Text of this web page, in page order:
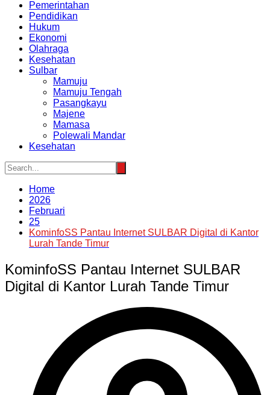
Pemerintahan
Pendidikan
Hukum
Ekonomi
Olahraga
Kesehatan
Sulbar
Mamuju
Mamuju Tengah
Pasangkayu
Majene
Mamasa
Polewali Mandar
Kesehatan
Home
2026
Februari
25
KominfoSS Pantau Internet SULBAR Digital di Kantor
Lurah Tande Timur
KominfoSS Pantau Internet SULBAR
Digital di Kantor Lurah Tande Timur